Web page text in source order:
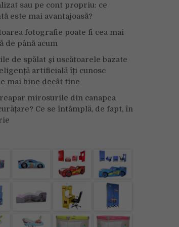
sau pe cont propriu: ce
este mai avantajoasă?
fotografie poate fi cea mai
de până acum
de spălat și uscătoarele bazate
artificială îți cunosc
mai bine decât tine
reapar mirosurile din canapea
Ce se întâmplă, de fapt, în